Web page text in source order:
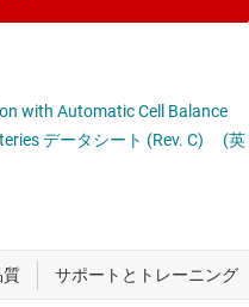
with Automatic Cell Balance
Li-Ion Batteries データシート (Rev. C)
(英